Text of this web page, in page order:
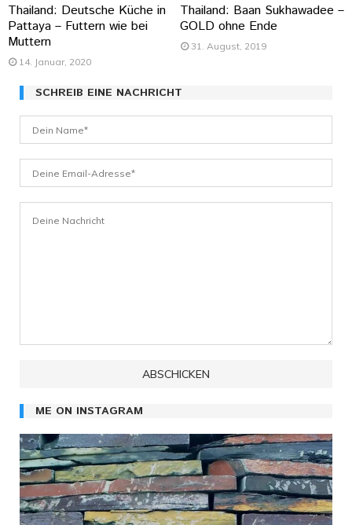
Thailand: Deutsche Küche in
Pattaya – Futtern wie bei
Muttern
14. Januar, 2020
Thailand: Baan Sukhawadee –
GOLD ohne Ende
31. August, 2019
SCHREIB EINE NACHRICHT
ME ON INSTAGRAM